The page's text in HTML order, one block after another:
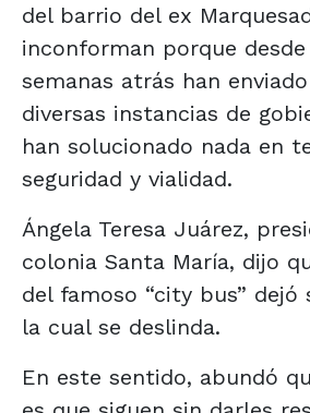
del barrio del ex
inconforman porque
semanas atrás han
diversas instancias de
han solucionado nada en
seguridad y vialidad.
Ángela Teresa Juárez,
colonia Santa María, dijo
del famoso “city bus” dejó
la cual se deslinda.
En este sentido, abundó